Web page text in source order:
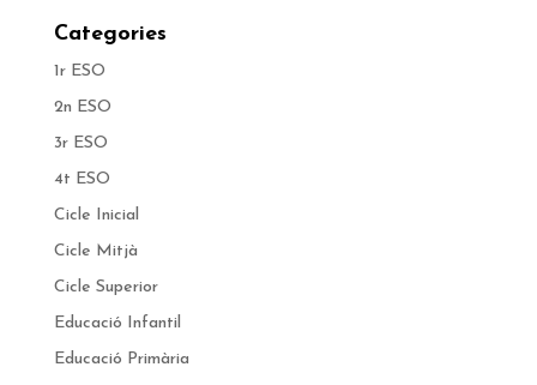
Categories
1r ESO
2n ESO
3r ESO
4t ESO
Cicle Inicial
Cicle Mitjà
Cicle Superior
Educació Infantil
Educació Primària